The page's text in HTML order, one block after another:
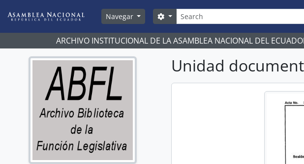
Navegar
Búsqueda
Search options
ARCHIVO INSTITUCIONAL DE LA ASAMBLEA NACIONAL DEL
Unidad